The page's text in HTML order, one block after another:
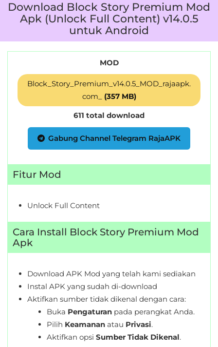
Download Block Story Premium Mod
Apk (Unlock Full Content) v14.0.5
untuk Android
MOD
Block_Story_Premium_v14.0.5_MOD_rajaapk.
com_ (357 MB)
611 total download
Gabung Channel Telegram RajaAPK
Fitur Mod
Unlock Full Content
Cara Install Block Story Premium Mod
Apk
Download APK Mod yang telah kami sediakan
Instal APK yang sudah di-download
Aktifkan sumber tidak dikenal dengan cara:
Buka Pengaturan pada perangkat Anda.
Pilih Keamanan atau Privasi.
Aktifkan opsi Sumber Tidak Dikenal.